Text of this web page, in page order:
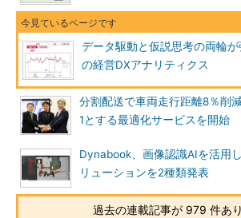
データ駆動と仮説思考の両輪
の経営DXアナリティクス
分割配送で車両走行距離8％削
1とする最適化サービスを開始
Dynabook、画像認識AIを活用
リューションを2種類発表
過去の連載記事が 979 件あ